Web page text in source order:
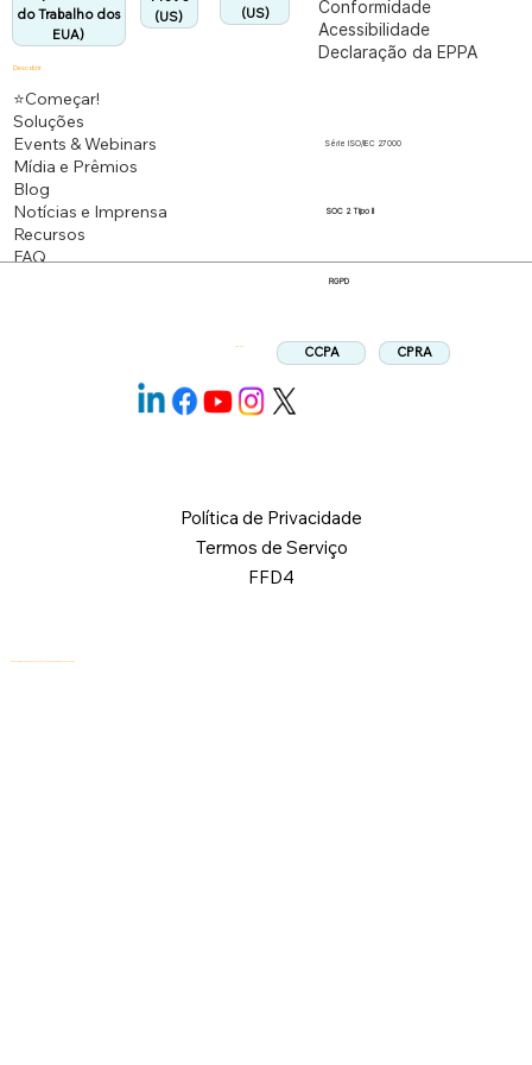
(US)
do Trabalho dos
EUA)
(US)
Descobrir
⭐Começar!
Soluções
Events & Webinars
Mídia e Prêmios
Blog
Notícias e Imprensa
Recursos
FAQ
Conformidade
Acessibilidade
Declaração da EPPA
Série ISO/IEC 27000
Política de Privacidade
Termos de Serviço
FFD4
SOC 2 Tipo II
RGPD
CCPA CPRA
© 2026 Logical Commander Software Ltd. Todos os direitos reservados.